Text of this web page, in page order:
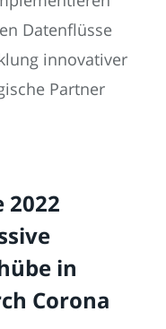
Datenflüsse
innovativer
Partner
2022
in
Corona